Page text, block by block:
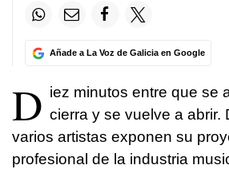
Añade a La Voz de Galicia en Google
D iez minutos entre que se
cierra y se vuelve a abrir.
varios artistas exponen su
profesional de la industria